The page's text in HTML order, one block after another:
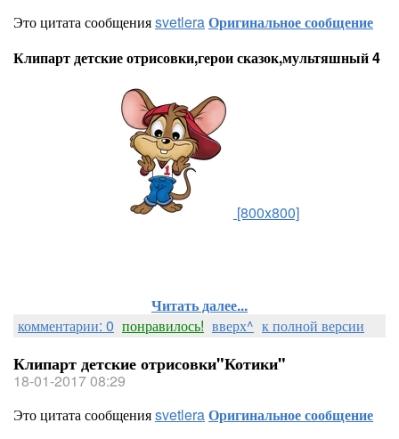
Это цитата сообщенияsvetleraОригинальное сообщение
Клипарт детские отрисовки,герои сказок,мультяшный 4
[800x800]
Читать далее...
комментарии: 0 понравилось! вверх^ к полной версии
Клипарт детские отрисовки"Котики"
18-01-2017 08:29
Это цитата сообщенияsvetleraОригинальное сообщение